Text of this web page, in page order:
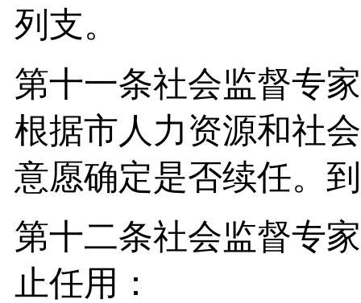
列支。
第十一条社会监督专
根据市人力资源和社
意愿确定是否续任。
第十二条社会监督专
止任用：